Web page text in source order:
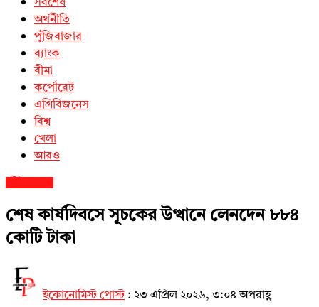
সর্বশেষ
অর্থনীতি
পুঁজিবাজার
ব্যাংক
বীমা
কর্পোরেট
এগ্রিবিজনেস
বিশ্ব
খেলা
আরও
শেষ কার্যদিবসে সূচকের উত্থানে লেনদেন ৮৮৪
কোটি টাকা
ইকোনোমিস্ট পোস্ট : ২৩ এপ্রিল ২০২৬, ৩:০৪ অপরাহ্ণ